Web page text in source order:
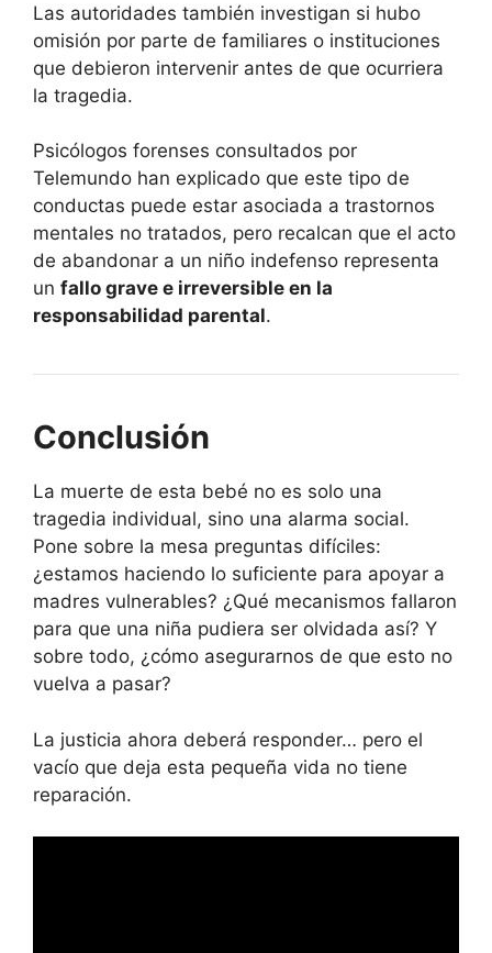
Las autoridades también investigan si hubo
omisión por parte de familiares o instituciones
que debieron intervenir antes de que ocurriera
la tragedia.
Psicólogos forenses consultados por
Telemundo han explicado que este tipo de
conductas puede estar asociada a trastornos
mentales no tratados, pero recalcan que el acto
de abandonar a un niño indefenso representa
un fallo grave e irreversible en la
responsabilidad parental.
Conclusión
La muerte de esta bebé no es solo una
tragedia individual, sino una alarma social.
Pone sobre la mesa preguntas difíciles:
¿estamos haciendo lo suficiente para apoyar a
madres vulnerables? ¿Qué mecanismos fallaron
para que una niña pudiera ser olvidada así? Y
sobre todo, ¿cómo asegurarnos de que esto no
vuelva a pasar?
La justicia ahora deberá responder… pero el
vacío que deja esta pequeña vida no tiene
reparación.